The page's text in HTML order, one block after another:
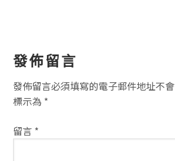
讀
者
互
動
方
發佈留言
發佈留言必須填寫的電子郵件地址不會
標示為 *
留言 *